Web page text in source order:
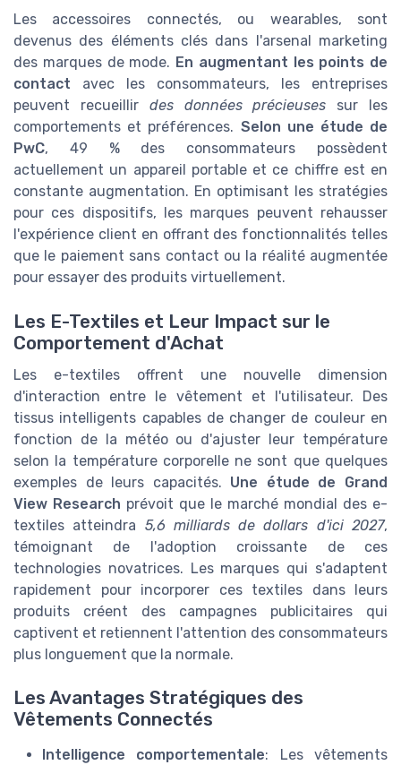
Les accessoires connectés, ou wearables, sont
devenus des éléments clés dans l'arsenal marketing
des marques de mode. En augmentant les points de
contact avec les consommateurs, les entreprises
peuvent recueillir des données précieuses sur les
comportements et préférences. Selon une étude de
PwC, 49 % des consommateurs possèdent
actuellement un appareil portable et ce chiffre est en
constante augmentation. En optimisant les stratégies
pour ces dispositifs, les marques peuvent rehausser
l'expérience client en offrant des fonctionnalités telles
que le paiement sans contact ou la réalité augmentée
pour essayer des produits virtuellement.
Les E-Textiles et Leur Impact sur le
Comportement d'Achat
Les e-textiles offrent une nouvelle dimension
d'interaction entre le vêtement et l'utilisateur. Des
tissus intelligents capables de changer de couleur en
fonction de la météo ou d'ajuster leur température
selon la température corporelle ne sont que quelques
exemples de leurs capacités. Une étude de Grand
View Research prévoit que le marché mondial des e-
textiles atteindra 5,6 milliards de dollars d'ici 2027,
témoignant de l'adoption croissante de ces
technologies novatrices. Les marques qui s'adaptent
rapidement pour incorporer ces textiles dans leurs
produits créent des campagnes publicitaires qui
captivent et retiennent l'attention des consommateurs
plus longuement que la normale.
Les Avantages Stratégiques des
Vêtements Connectés
Intelligence comportementale: Les vêtements